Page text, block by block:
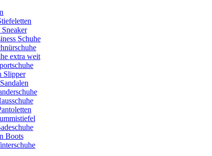
Schuhe
extra weit
Slipper
Boots